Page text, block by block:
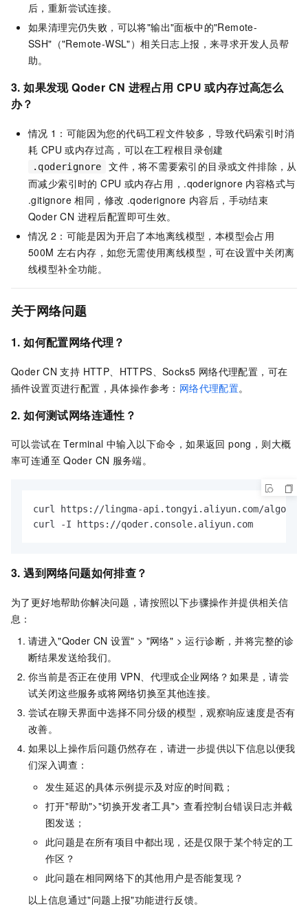
后，重新尝试连接。
如果清理完仍失败，可以将"输出"面板中的"Remote-
SSH"（"Remote-WSL"）相关日志上报，来寻求开发人员帮
助。
3. 如果发现 Qoder CN 进程占用 CPU 或内存过高怎么
办？
情况 1：可能因为您的代码工程文件较多，导致代码索引时消
耗 CPU 或内存过高，可以在工程根目录创建
.qoderignore
文件，将不需要索引的目录或文件排除，从
而减少索引时的 CPU 或内存占用，.qoderignore 内容格式与
.gitignore 相同，修改 .qoderignore 内容后，手动结束
Qoder CN 进程后配置即可生效。
情况 2：可能是因为开启了本地离线模型，本模型会占用
500M 左右内存，如您无需使用离线模型，可在设置中关闭离
线模型补全功能。
关于网络问题
1. 如何配置网络代理？
Qoder CN 支持 HTTP、HTTPS、Socks5 网络代理配置，可在
插件设置页进行配置，具体操作参考： 网络代理配置。
2.如何测试网络连通性？
可以尝试在 Terminal 中输入以下命令，如果返回 pong，则大概
率可连通至 Qoder CN 服务端。
curl https://lingma-api.tongyi.aliyun.com/algo/
curl -I https://qoder.console.aliyun.com
3. 遇到网络问题如何排查？
为了更好地帮助你解决问题，请按照以下步骤操作并提供相关信
息：
请进入"Qoder CN 设置" > "网络" > 运行诊断，并将完整的诊
断结果发送给我们。
你当前是否正在使用 VPN、代理或企业网络？如果是，请尝
试关闭这些服务或将网络切换至其他连接。
尝试在聊天界面中选择不同分级的模型，观察响应速度是否有
改善。
如果以上操作后问题仍然存在，请进一步提供以下信息以便我
们深入调查：
发生延迟的具体示例提示及对应的时间戳；
打开"帮助">"切换开发者工具"> 查看控制台错误日志并截
图发送；
此问题是在所有项目中都出现，还是仅限于某个特定的工
作区？
此问题在相同网络下的其他用户是否能复现？
以上信息通过"问题上报"功能进行反馈。